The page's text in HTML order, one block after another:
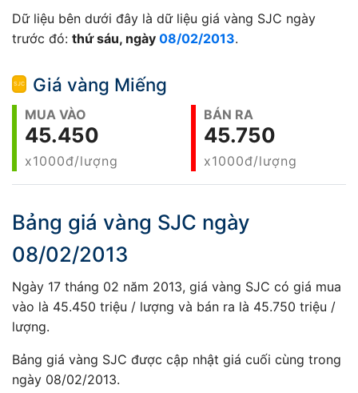
Dữ liệu bên dưới đây là dữ liệu giá vàng SJC ngày
trước đó: thứ sáu, ngày 08/02/2013.
Giá vàng Miếng
MUA VÀO
45.450
x1000đ/lượng
BÁN RA
45.750
x1000đ/lượng
Bảng giá vàng SJC ngày
08/02/2013
Ngày 17 tháng 02 năm 2013, giá vàng SJC có giá mua
vào là 45.450 triệu / lượng và bán ra là 45.750 triệu /
lượng.
Bảng giá vàng SJC được cập nhật giá cuối cùng trong
ngày 08/02/2013.